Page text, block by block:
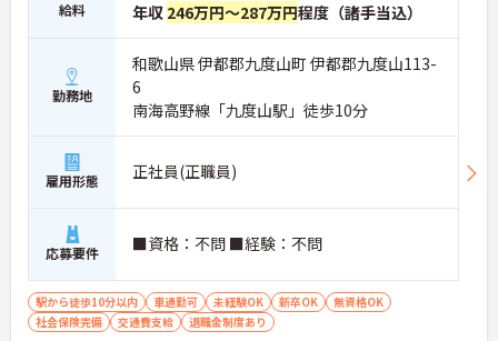
給料
年収 246万円～287万円程度（諸手当込）
勤務地
和歌山県 伊都郡九度山町 伊都郡九度山113-
6
南海高野線「九度山駅」徒歩10分
雇用形態 正社員(正職員)
応募要件 ■資格：不問 ■経験：不問
駅から徒歩10分以内 車通勤可 未経験OK 新卒OK
無資格OK
社会保険完備
交通費支給 退職金制度あり